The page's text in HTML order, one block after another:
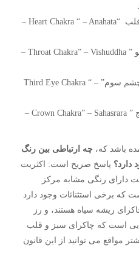
چاکرای چهارم – چاکرای قلب “Heart Chakra “ – Anahata –
چاکرای پنجم – چاکرای گلو ” Throat Chakra” – Vishuddha –
چاکرای ششم – چاکرای چشم سوم” Third Eye Chakra “ –
چاکرای هفتم – چاکرای تاج ” Crown Chakra” – Sahasrara –
باشد که، چه ارتباطی بین رنگ
دارد؟ پاسخ صریح است: اکثریت
دارای رنگی مشابه مرکز
که برخی استثنائات وجود دارد
ریشه سیاه هستند، و رز
است که چاکرای سبز و قلب
مواقع می توانید از این قانون